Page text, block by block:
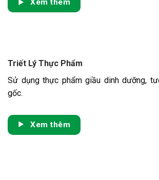
Xem thêm
Triết Lý Thực Phẩm
Sử dụng thực phẩm giầu dinh dưỡng,
gốc.
Xem thêm